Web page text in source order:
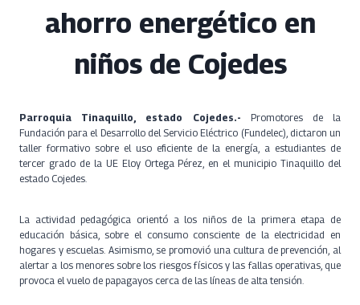
ahorro energético en
niños de Cojedes
Parroquia Tinaquillo, estado Cojedes.- Promotores de la
Fundación para el Desarrollo del Servicio Eléctrico (Fundelec), dictaron un
taller formativo sobre el uso eficiente de la energía, a estudiantes de
tercer grado de la UE Eloy Ortega Pérez, en el municipio Tinaquillo del
estado Cojedes.
La actividad pedagógica orientó a los niños de la primera etapa de
educación básica, sobre el consumo consciente de la electricidad en
hogares y escuelas. Asimismo, se promovió una cultura de prevención, al
alertar a los menores sobre los riesgos físicos y las fallas operativas, que
provoca el vuelo de papagayos cerca de las líneas de alta tensión.